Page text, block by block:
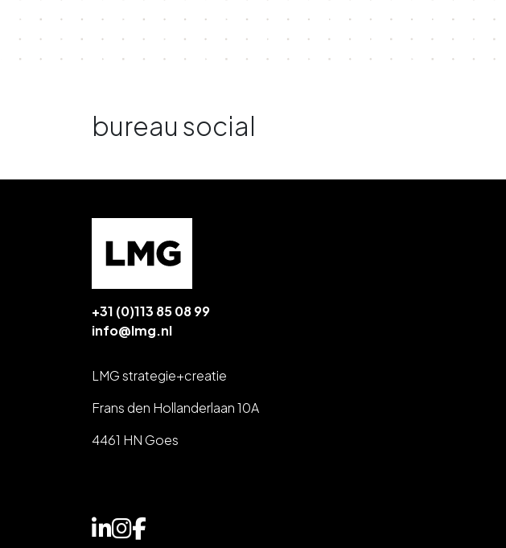
bureau social
+31 (0)113 85 08 99
info@lmg.nl
LMG strategie+creatie
Frans den Hollanderlaan 10A
4461 HN Goes